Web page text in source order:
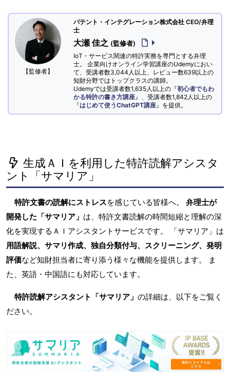
【監修者】
パテント・インテグレーション株式会社 CEO/弁理
士
大瀬 佳之 (監修者)
IoT・サービス関連の特許実務を専門とする弁理
士。 企業向けオンライン学習講座のUdemyにおい
て、受講者数3,044人以上、レビュー数639以上の
知財分野ではトップクラスの講師。
Udemyでは受講者数1,635人以上の『初心者でもわ
かる特許の書き方講座 』、受講者数1,842人以上の
『はじめて使うChatGPT講座 』を提供。
生成ＡＩを利用した特許読解アシスタ
ント「サマリア」
特許文書の読解にストレスを感じている皆様へ。 弁理士が
開発した「サマリア」 は、特許文書読解の時間短縮と理解の深
化を実現するＡＩアシスタントサービスです。 「サマリア」は
用語解説、サマリ作成、独自分類付与、スクリーニング、発明
評価など知財担当者に寄り添う様々な機能を提供します。 ま
た、英語・中国語にも対応しています。
特許読解アシスタント「サマリア」 の詳細は、以下をご覧く
ださい。